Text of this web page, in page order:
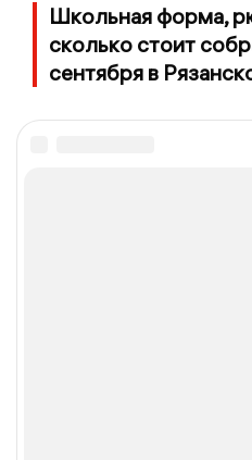
Школьная форма,
сколько стоит
сентября в